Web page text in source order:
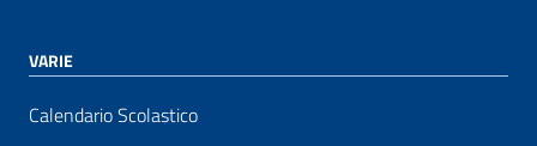
VARIE
Calendario Scolastico